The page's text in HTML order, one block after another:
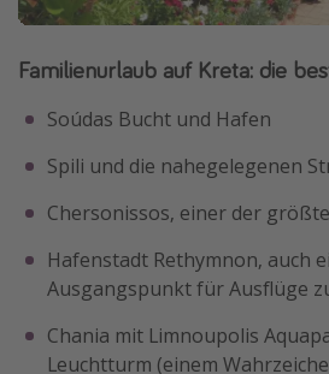
Familienurlaub auf Kreta: die
Soúdas Bucht und Hafen
Spili und die nahegelegenen
Chersonissos, einer der
Hafenstadt Rethymnon, auch
Ausgangspunkt für Ausflüge
Chania mit Limnoupolis
Leuchtturm (einem